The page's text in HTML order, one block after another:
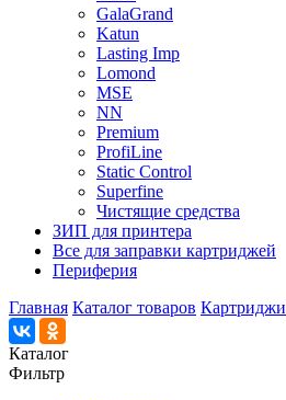
GalaGrand
Katun
Lasting Imp
Lomond
MSE
NN
Premium
ProfiLine
Static Control
Superfine
Чистящие средства
ЗИП для принтера
Все для заправки картриджей
Периферия
Главная Каталог товаров Картриджи
Каталог
Фильтр